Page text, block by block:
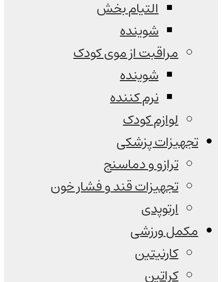
التیام بخش
شوینده
مراقبت از موی کودک
شوینده
نرم کننده
لوازم کودک
تجهیزات پزشکی
ترازو و دماسنج
تجهیزات قند و فشار خون
ارتوپدی
مکمل ورزشی
کارنیتین
کراتین